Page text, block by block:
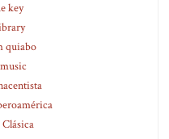
key
quiabo